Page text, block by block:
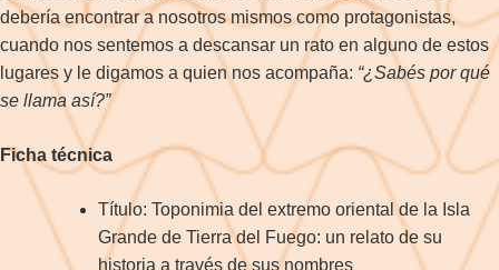
debería encontrar a nosotros mismos como protagonistas,
cuando nos sentemos a descansar un rato en alguno de estos
lugares y le digamos a quien nos acompaña: “¿Sabés por qué
se llama así?”
Ficha técnica
Título: Toponimia del extremo oriental de la Isla
Grande de Tierra del Fuego: un relato de su
historia a través de sus nombres